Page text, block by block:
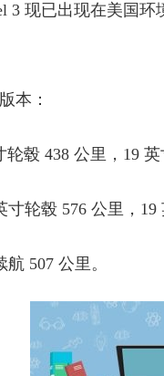
3 现已出现在美国
本：
毂 438 公里，19
轮毂 576 公里，19
507 公里。